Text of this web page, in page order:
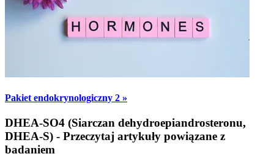
Pakiet endokrynologiczny 2 »
DHEA-SO4 (Siarczan dehydroepiandrosteronu,
DHEA-S) - Przeczytaj artykuły powiązane z
badaniem